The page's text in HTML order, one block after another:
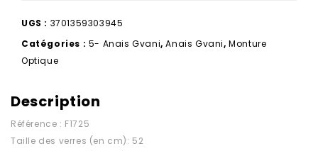
UGS : 3701359303945
Catégories : 5- Anais Gvani,Anais Gvani,Monture
Optique
Description
Référence : F1725
Taille des verres (en cm): 52